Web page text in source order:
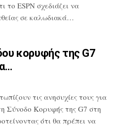
το ESPN σχεδιάζει να
σε καλωδιακά…
κορυφής της G7
τις ανησυχίες τους για
Σύνοδο Κορυφής της G7 στη
ότι θα πρέπει να